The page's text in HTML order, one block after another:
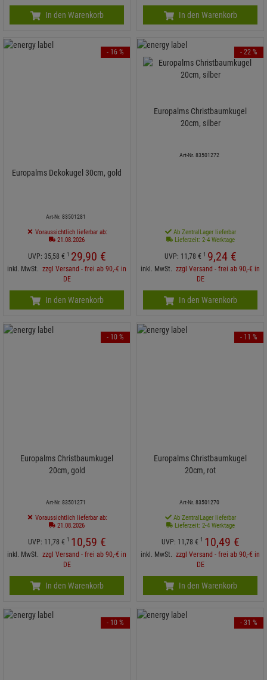
In den Warenkorb In den Warenkorb
Europalms Dekokugel 30cm, gold
Art-Nr. 83501281
Voraussichtlich lieferbar ab:
21.08.2026
UVP: 35,58 € 1 29,90 €
inkl. MwSt. zzgl Versand - frei ab 90,-€ in
DE
- 16 %
In den Warenkorb
Europalms Christbaumkugel
20cm, silber
Art-Nr. 83501272
Ab ZentralLager lieferbar
Lieferzeit: 2-4 Werktage
UVP: 11,78 € 1 9,24 €
inkl. MwSt. zzgl Versand - frei ab 90,-€ in
DE
- 22 %
In den Warenkorb
Europalms Christbaumkugel
20cm, gold
Art-Nr. 83501271
Voraussichtlich lieferbar ab:
21.08.2026
UVP: 11, 78 € 1 10,59 €
inkl. MwSt. zzgl Versand - frei ab 90,-€ in
DE
- 10 %
In den Warenkorb
Europalms Christbaumkugel
20cm, rot
Art-Nr. 83501270
Ab ZentralLager lieferbar
Lieferzeit: 2-4 Werktage
UVP: 11, 78 € 1 10,49 €
inkl. MwSt. zzgl Versand - frei ab 90,-€ in
DE
- 11 %
In den Warenkorb
- 10 % - 31 %